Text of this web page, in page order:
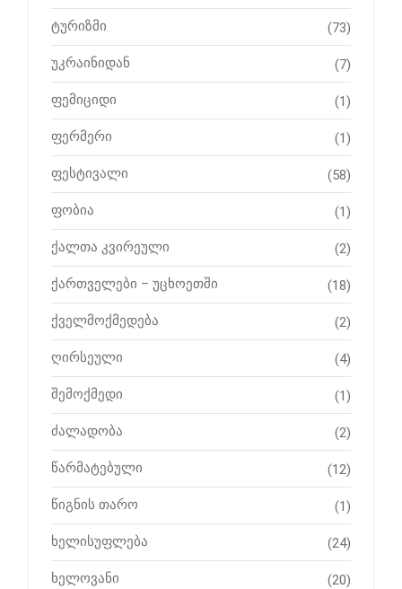
ტურიზმი (73)
უკრაინიდან (7)
ფემიციდი (1)
ფერმერი (1)
ფესტივალი (58)
ფობია (1)
ქალთა კვირეული (2)
ქართველები – უცხოეთში (18)
ქველმოქმედება (2)
ღირსეული (4)
შემოქმედი (1)
ძალადობა (2)
წარმატებული (12)
წიგნის თარო (1)
ხელისუფლება (24)
ხელოვანი (20)